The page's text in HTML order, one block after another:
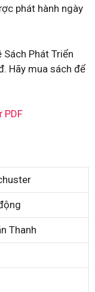
phát hành ngày
Sách Phát Triển
Hãy mua sách để
PDF
Thanh